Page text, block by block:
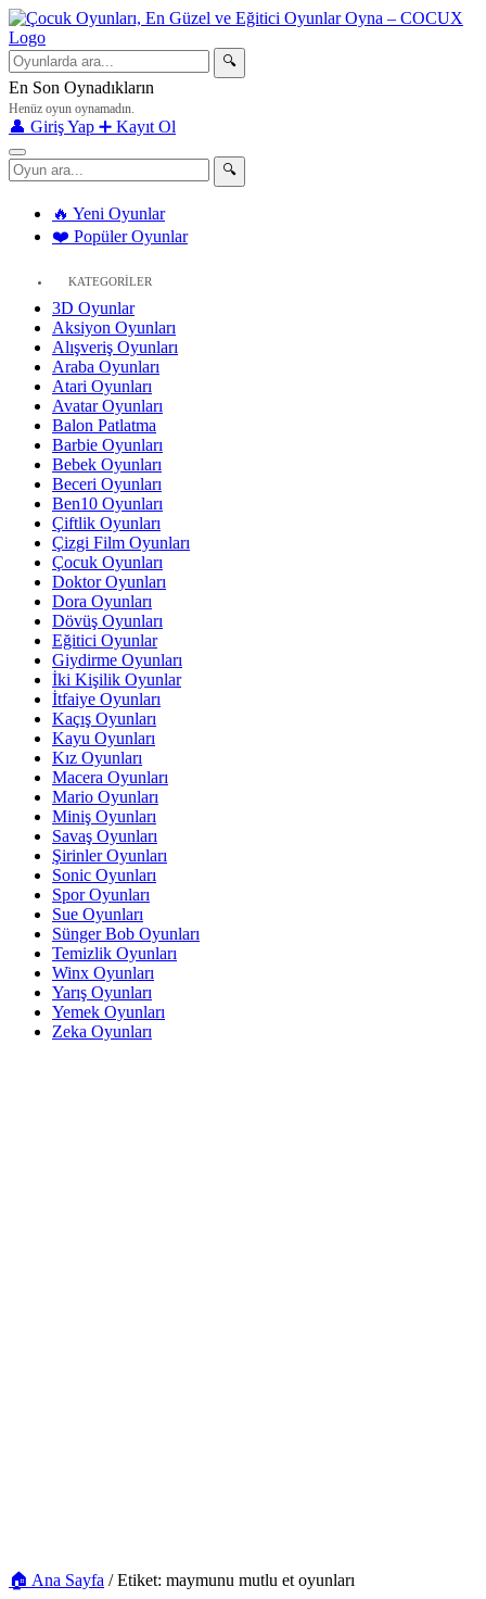
🔍
En Son Oynadıkların
Henüz oyun oynamadın.
👤 Giriş Yap ➕ Kayıt Ol
🔍
🔥 Yeni Oyunlar
❤️ Popüler Oyunlar
KATEGORİLER
3D Oyunlar
Aksiyon Oyunları
Alışveriş Oyunları
Araba Oyunları
Atari Oyunları
Avatar Oyunları
Balon Patlatma
Barbie Oyunları
Bebek Oyunları
Beceri Oyunları
Ben10 Oyunları
Çiftlik Oyunları
Çizgi Film Oyunları
Çocuk Oyunları
Doktor Oyunları
Dora Oyunları
Dövüş Oyunları
Eğitici Oyunlar
Giydirme Oyunları
İki Kişilik Oyunlar
İtfaiye Oyunları
Kaçış Oyunları
Kayu Oyunları
Kız Oyunları
Macera Oyunları
Mario Oyunları
Miniş Oyunları
Savaş Oyunları
Şirinler Oyunları
Sonic Oyunları
Spor Oyunları
Sue Oyunları
Sünger Bob Oyunları
Temizlik Oyunları
Winx Oyunları
Yarış Oyunları
Yemek Oyunları
Zeka Oyunları
🏠 Ana Sayfa / Etiket: maymunu mutlu et oyunları